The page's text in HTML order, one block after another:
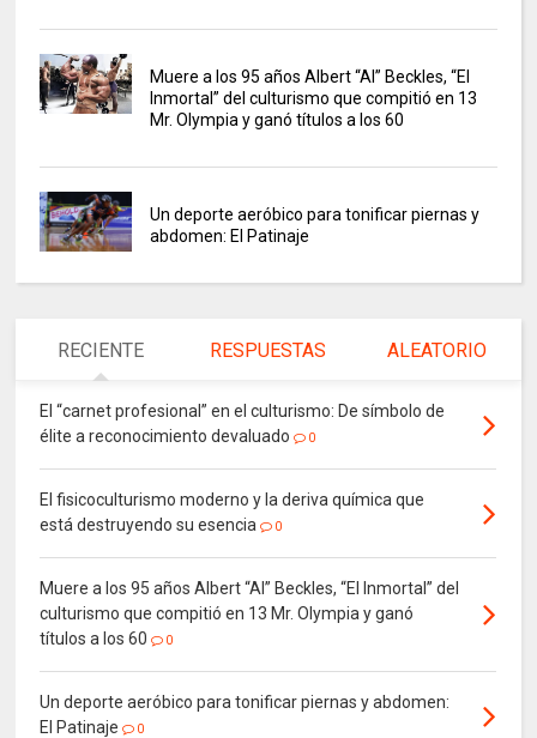
Muere a los 95 años Albert “Al” Beckles, “El
Inmortal” del culturismo que compitió en 13
Mr. Olympia y ganó títulos a los 60
Un deporte aeróbico para tonificar piernas y
abdomen: El Patinaje
RECIENTE RESPUESTAS ALEATORIO
El “carnet profesional” en el culturismo: De símbolo de
élite a reconocimiento devaluado
0
El fisicoculturismo moderno y la deriva química que
está destruyendo su esencia
0
Muere a los 95 años Albert “Al” Beckles, “El Inmortal” del
culturismo que compitió en 13 Mr. Olympia y ganó
títulos a los 60
0
Un deporte aeróbico para tonificar piernas y abdomen:
El Patinaje
0